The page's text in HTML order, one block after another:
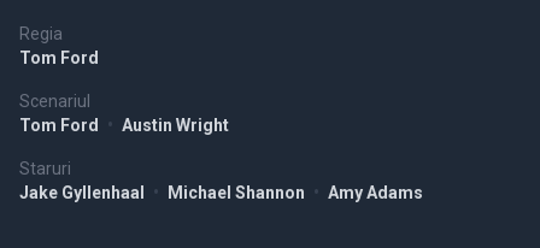
Regia
Tom Ford
Scenariul
Tom Ford
• Austin Wright
Staruri
Jake Gyllenhaal
• Michael Shannon • Amy Adams